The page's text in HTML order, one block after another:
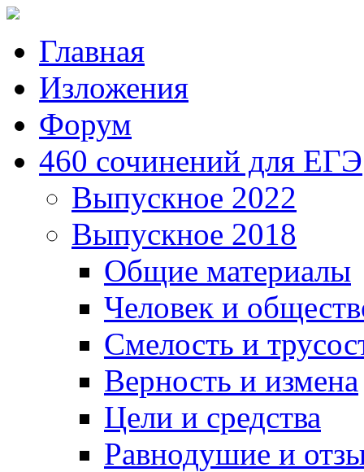
Главная
Изложения
Форум
460 сочинений для ЕГЭ
Выпускное 2022
Выпускное 2018
Общие материалы
Человек и
Смелость и
Верность и измена
Цели и средства
Равнодушие и